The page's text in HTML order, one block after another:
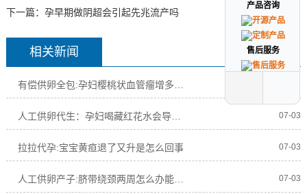
下一篇： 孕早期做阴超会引起先兆流产吗
相关新闻
人工供卵代生：孕妇喝藏红花水会导致大出血流产吗 07-03
拉拉代孕:宝宝黄疸退了又升是怎么回事 07-03
人工供卵产子:脐带绕颈两周怎么办能绕回来吗 07-03
产品咨询
售后服务
产品咨询
售后服务